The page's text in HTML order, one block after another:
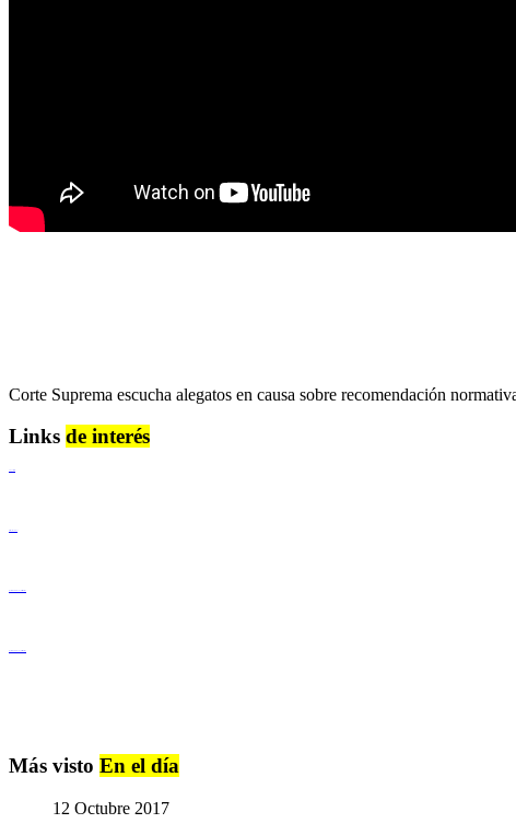
Corte Suprema escucha alegatos en causa sobre recomendación
Links de interés
Más visto En el día
12 Octubre 2017